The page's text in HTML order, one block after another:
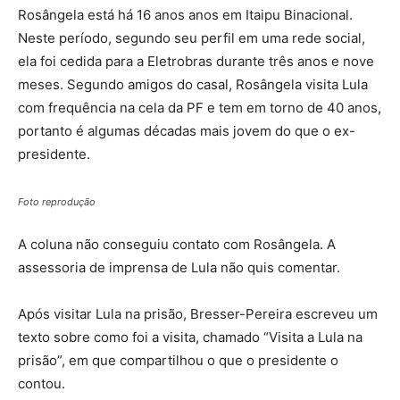
Rosângela está há 16 anos anos em Itaipu Binacional.
Neste período, segundo seu perfil em uma rede social,
ela foi cedida para a Eletrobras durante três anos e nove
meses. Segundo amigos do casal, Rosângela visita Lula
com frequência na cela da PF e tem em torno de 40 anos,
portanto é algumas décadas mais jovem do que o ex-
presidente.
Foto reprodução
A coluna não conseguiu contato com Rosângela. A
assessoria de imprensa de Lula não quis comentar.
Após visitar Lula na prisão, Bresser-Pereira escreveu um
texto sobre como foi a visita, chamado “Visita a Lula na
prisão”, em que compartilhou o que o presidente o
contou.